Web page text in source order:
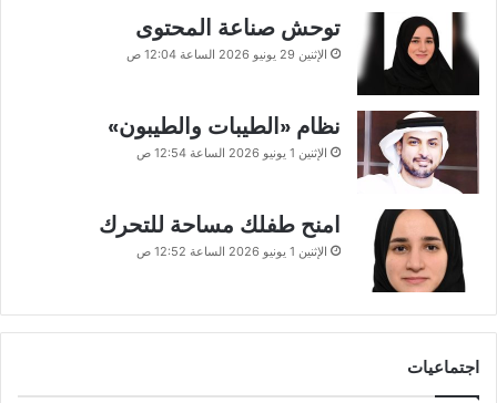
توحش صناعة المحتوى
الإثنين 29 يونيو 2026 الساعة 12:04 ص
نظام «الطيبات والطيبون»
الإثنين 1 يونيو 2026 الساعة 12:54 ص
امنح طفلك مساحة للتحرك
الإثنين 1 يونيو 2026 الساعة 12:52 ص
اجتماعيات